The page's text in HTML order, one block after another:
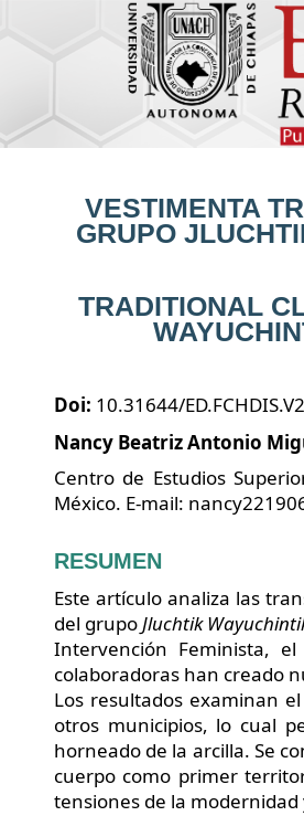
VESTIMENTA
GRUPO
TRADITIONAL
Doi: 10.31644/
Nancy Beatriz Antonio
Centro de Estudios
México. E-mail:
RESUMEN
Este artículo analiza las
del grupoJluchtik
Intervención Feminista,
colaboradoras han creado
Los resultados examinan
otros municipios, lo cual
horneado de la arcilla. Se
cuerpo como primer
tensiones de la